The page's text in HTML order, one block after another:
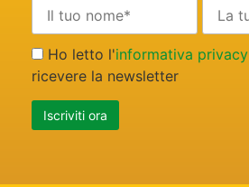
Ho letto l'informativa privacy
ricevere la newsletter